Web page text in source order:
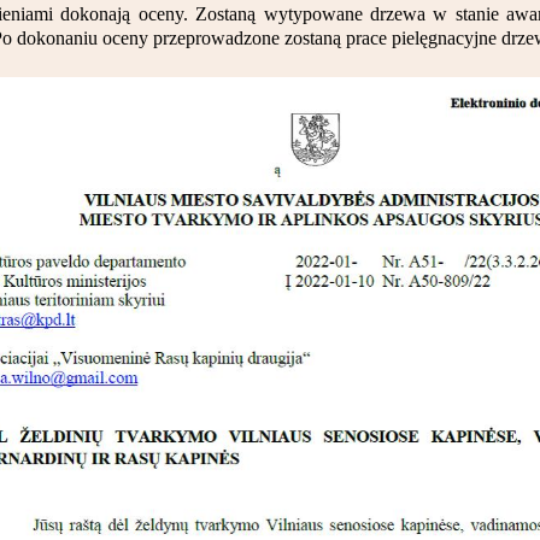
dokonają oceny. Zostaną wytypowane drzewa w stanie
dokonaniu oceny przeprowadzone zostaną prace pielęgnacyjne